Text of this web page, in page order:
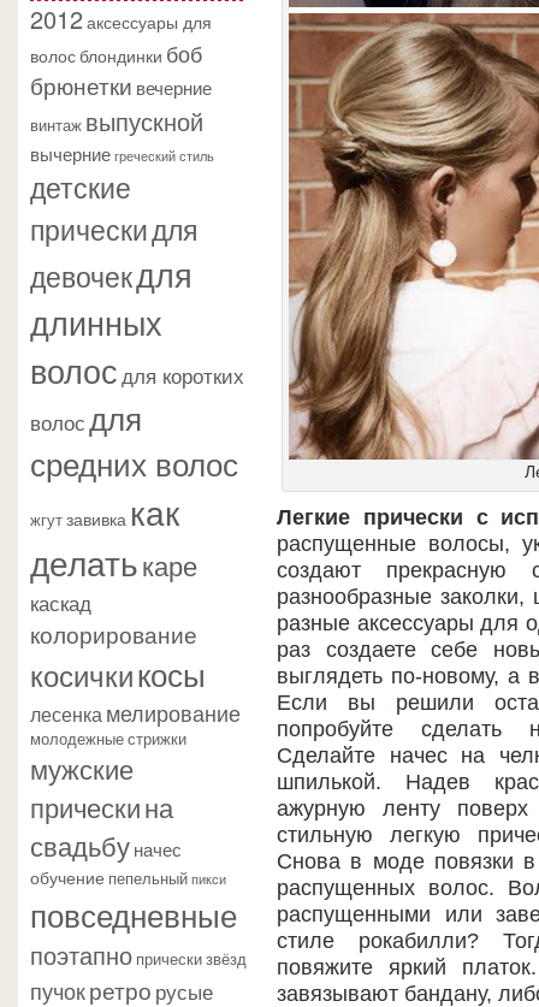
2012аксессуары для
волосблондинки боб
брюнетки вечерние
винтаж выпускной
вычерние греческий стиль
детские
прическидля
девочекдля
длинных
волосдля коротких
волосдля
средних волос
жгутзавивка как
делатькаре
каскад
колорирование
косичкикосы
лесенкамелирование
молодежные стрижки
мужские
прическина
свадьбуначес
обучение пепельный пикси
повседневные
поэтапно прически звёзд
пучокретро русые
Легкие прически с
распущенные волосы,
создают прекрасную
разнообразные
разные аксессуары для
раз создаете себе
выглядеть по-новому, а
Если вы решили
попробуйте сделать
Сделайте начес на
шпилькой. Надев
ажурную ленту
стильную легкую
Снова в моде повязки
распущенных волос.
распущенными или
стиле рокабилли?
повяжите яркий
завязывают бандану,